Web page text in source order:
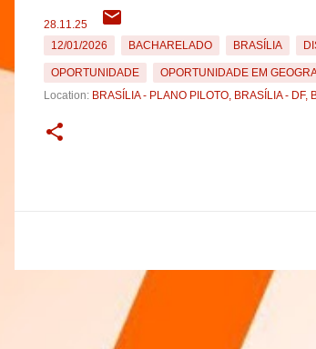
28.11.25
12/01/2026
BACHARELADO BRASÍLIA
OPORTUNIDADE OPORTUNIDADE EM
Location: BRASÍLIA - PLANO PILOTO, BRASÍLIA - DF,